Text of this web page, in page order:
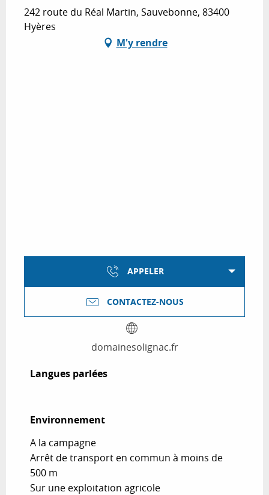
242 route du Réal Martin, Sauvebonne, 83400
Hyères
M'y rendre
APPELER
CONTACTEZ-NOUS
domainesolignac.fr
Langues parlées
Langues parlées
Environnement
Environnement
A la campagne
Arrêt de transport en commun à moins de
500 m
Sur une exploitation agricole